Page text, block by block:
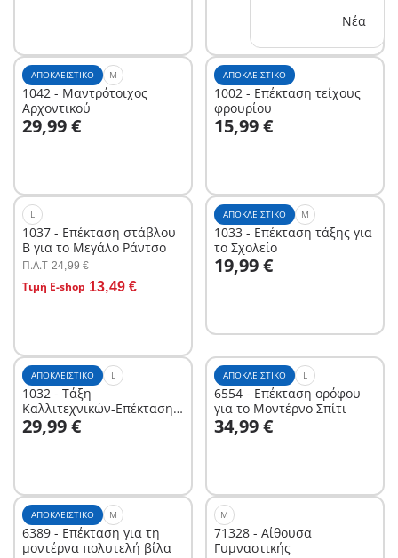
Νέα
ΑΠΟΚΛΕΙΣΤΙΚΌ M
1042 - Μαντρότοιχος
Αρχοντικού
29,99 €
Στο καλάθι
ΑΠΟΚΛΕΙΣΤΙΚΌ
1002 - Επέκταση τείχους
φρουρίου
15,99 €
Στο καλάθι
L
1037 - Επέκταση στάβλου
Β για το Μεγάλο Ράντσο
Π.Λ.T 24,99 €
Τιμή E-shop 13,49 €
Στο καλάθι
ΑΠΟΚΛΕΙΣΤΙΚΌ M
1033 - Επέκταση τάξης για
το Σχολείο
19,99 €
Στο καλάθι
ΑΠΟΚΛΕΙΣΤΙΚΌ L
1032 - Τάξη
Καλλιτεχνικών-Επέκταση
για το Σχολείο
29,99 €
Στο καλάθι
ΑΠΟΚΛΕΙΣΤΙΚΌ L
6554 - Επέκταση ορόφου
για το Μοντέρνο Σπίτι
34,99 €
Στο καλάθι
ΑΠΟΚΛΕΙΣΤΙΚΌ M
6389 - Επέκταση για τη
μοντέρνα πολυτελή βίλα
Στο καλάθι
M
71328 - Αίθουσα
Γυμναστικής
Στο καλάθι